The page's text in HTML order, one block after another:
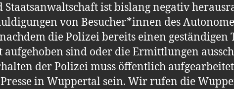
ist bislang negativ
von Besucher*innen des
die Polizei bereits einen geständigen
aufgehoben sind oder die Ermittlungen
der Polizei muss öffentlich
in Wuppertal sein. Wir rufen die